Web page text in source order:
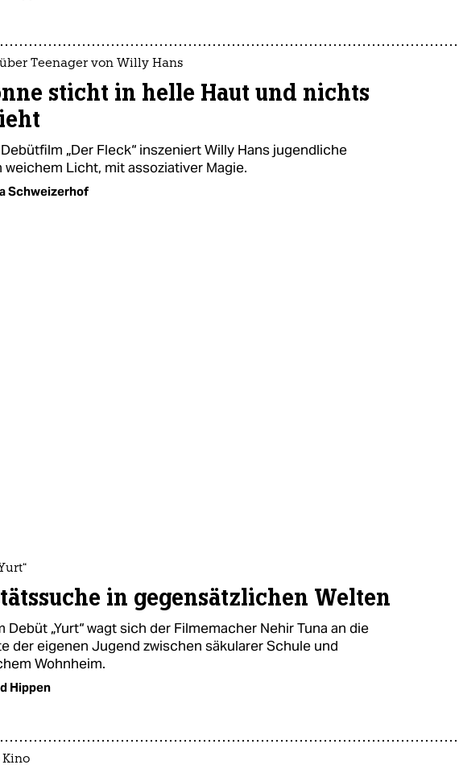
Teenager von Willy Hans
sticht in helle Haut und nichts
„Der Fleck“ inszeniert Willy Hans jugendliche
weichem Licht, mit assoziativer Magie.
Schweizerhof
in gegensätzlichen Welten
Debüt „Yurt“ wagt sich der Filmemacher Nehir Tuna an die
der eigenen Jugend zwischen säkularer Schule und
Wohnheim.
Hippen
Kino